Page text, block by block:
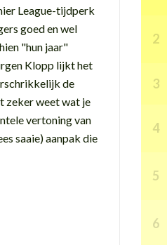
League-tijdperk
goed en wel
"hun jaar"
Klopp lijkt het
de
zeker weet wat je
vertoning van
saaie) aanpak die